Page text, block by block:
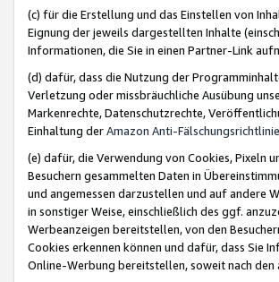
(c) für die Erstellung und das Einstellen von
Eignung der jeweils dargestellten Inhalte
Informationen, die Sie in einen Partner-Link
(d) dafür, dass die Nutzung der
Verletzung oder missbräuchliche Ausübung
Markenrechte, Datenschutzrechte,
Einhaltung derAmazon Anti-
(e) dafür, die Verwendung von Cookies, Pixeln
Besuchern gesammelten Daten in
und angemessen darzustellen und auf andere
in sonstiger Weise, einschließlich des ggf.
Werbeanzeigen bereitstellen, von den
Cookies erkennen können und dafür, dass Sie
Online-Werbung bereitstellen, soweit nach